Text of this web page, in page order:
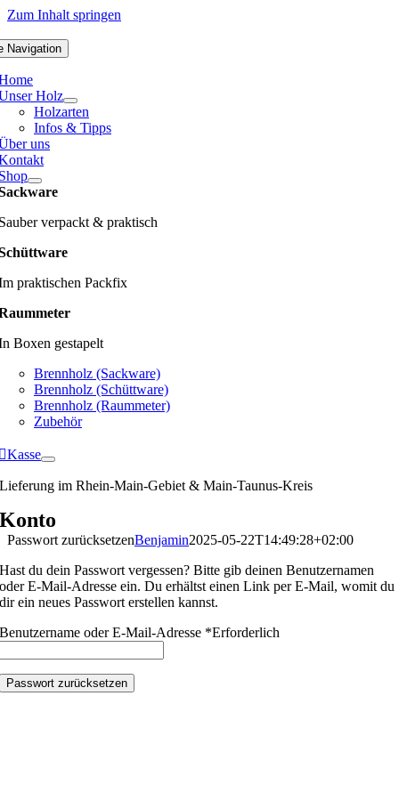
Zum Inhalt springen
Navigation
Holz
Holzarten
Infos & Tipps
uns
verpackt & praktisch
praktischen Packfix
Boxen gestapelt
Brennholz (Sackware)
Brennholz (Schüttware)
Brennholz (Raummeter)
Zubehör
Kasse
Lieferung im Rhein-Main-Gebiet & Main-Taunus-Kreis
Konto
Passwort zurücksetzenBenjamin2025-05-22T14:49:28+02:00
Hast du dein Passwort vergessen? Bitte gib deinen Benutzernamen
oder E-Mail-Adresse ein. Du erhältst einen Link per E-Mail, womit du
dir ein neues Passwort erstellen kannst.
Benutzername oder E-Mail-Adresse *Erforderlich
Passwort zurücksetzen